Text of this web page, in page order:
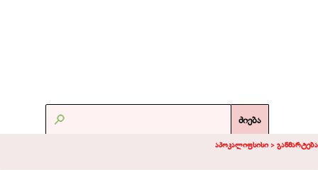
ძიება
აპოკალიფსისი > განმარტება